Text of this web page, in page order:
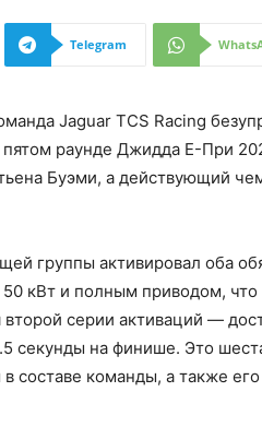
Telegram
Jaguar TCS Racing
раунде Джидда E-При
Буэми, а действующий
группы активировал оба
кВт и полным приводом, что
серии активаций —
секунды на финише. Это
составе команды, а также